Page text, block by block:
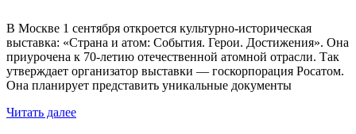
В Москве 1 сентября откроется культурно-историческая
выставка: «Страна и атом: События. Герои. Достижения». Она
приурочена к 70-летию отечественной атомной отрасли. Так
утверждает организатор выставки — госкорпорация Росатом.
Она планирует представить уникальные документы
Читать далее